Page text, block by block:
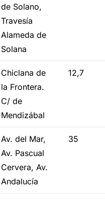
de Solano,
Travesía
Alameda de
Solana
Chiclana de
la Frontera.
C/ de
Mendizábal
12,7
Av. del Mar,
Av. Pascual
Cervera, Av.
Andalucía
35